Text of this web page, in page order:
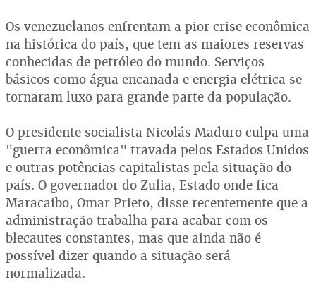
Os venezuelanos enfrentam a pior crise econômica
na histórica do país, que tem as maiores reservas
conhecidas de petróleo do mundo. Serviços
básicos como água encanada e energia elétrica se
tornaram luxo para grande parte da população.
O presidente socialista Nicolás Maduro culpa uma
"guerra econômica" travada pelos Estados Unidos
e outras potências capitalistas pela situação do
país. O governador do Zulia, Estado onde fica
Maracaibo, Omar Prieto, disse recentemente que a
administração trabalha para acabar com os
blecautes constantes, mas que ainda não é
possível dizer quando a situação será
normalizada.